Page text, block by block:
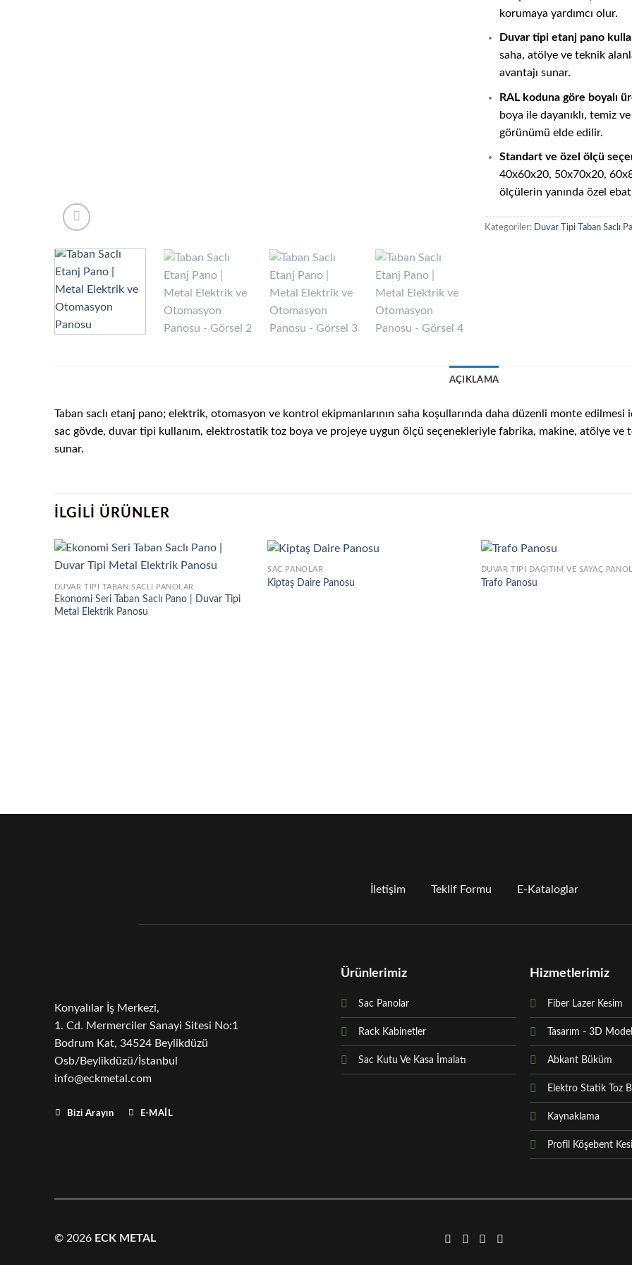
korumaya yardımcı olur.
Duvar tipi etanj pano
saha, atölye ve teknik
avantajı sunar.
RAL koduna göre boyalı
boya ile dayanıklı, temiz
görünümü elde edilir.
Standart ve özel ölçü
40x60x20, 50x70x20,
ölçülerin yanında özel
Kategoriler: Duvar Tipi Taban Saclı
AÇIKLAMA
Taban saclı etanj pano; elektrik, otomasyon ve kontrol ekipmanlarının saha koşullarında daha düzenli monte
sac gövde, duvar tipi kullanım, elektrostatik toz boya ve projeye uygun ölçü seçenekleriyle fabrika, makine, atölye ve
sunar.
İLGILI ÜRÜNLER
DUVAR TIPI TABAN SACLI PANOLAR
Ekonomi Seri Taban Saclı Pano | Duvar Tipi
Metal Elektrik Panosu
SAC PANOLAR
Kiptaş Daire Panosu
DUVAR TIPI DAĞITIM VE SAYAÇ
Trafo Panosu
İletişim Teklif Formu E-Kataloglar
Konyalılar İş Merkezi,
1. Cd. Mermerciler Sanayi Sitesi No:1
Bodrum Kat, 34524 Beylikdüzü
Osb/Beylikdüzü/İstanbul
info@eckmetal.com
Bizi Arayın E-MAIL
Ürünlerimiz
Sac Panolar
Rack Kabinetler
Sac Kutu Ve Kasa İmalatı
Hizmetlerimiz
Fiber Lazer Kesim
Tasarım - 3D
Abkant Büküm
Elektro Statik Toz
Kaynaklama
Profil Köşebent
© 2026 ECK METAL